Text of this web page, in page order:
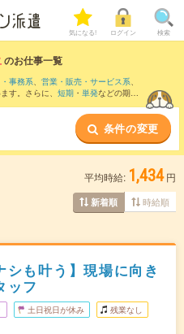
気になる! ログイン 検索
のお仕事一覧
事務系、 営業・販売・サービス系、
す。さらに、 短期 ・ 単発などの期間
のみを掲載しています。
条件の変更
平均時給: 1,434 円
新着順 時給順
シも叶う】現場に向き
ッフ
土日祝日が休み 残業なし